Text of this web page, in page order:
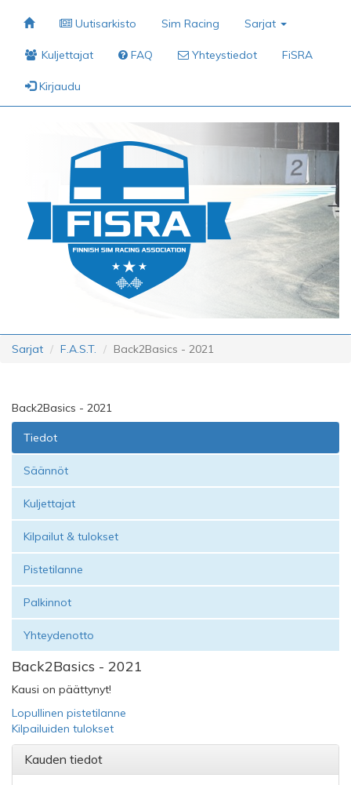
Uutisarkisto Sim Racing Sarjat
Kuljettajat FAQ Yhteystiedot FiSRA
Kirjaudu
Sarjat F.A.S.T. Back2Basics - 2021
Back2Basics - 2021
Tiedot
Säännöt
Kuljettajat
Kilpailut & tulokset
Pistetilanne
Palkinnot
Yhteydenotto
Back2Basics - 2021
Kausi on päättynyt!
Lopullinen pistetilanne
Kilpailuiden tulokset
Kauden tiedot